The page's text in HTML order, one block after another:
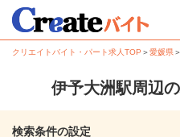
クリエイトバイト・パート求人TOP ＞愛媛県＞
伊予大洲駅周辺
検索条件の設定